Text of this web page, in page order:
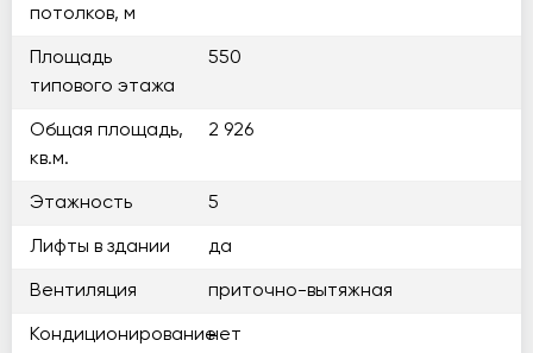
потолков, м
Площадь
типового этажа
550
Общая площадь,
кв.м.
2 926
Этажность 5
Лифты в здании да
Вентиляция приточно-вытяжная
Кондиционированиенет